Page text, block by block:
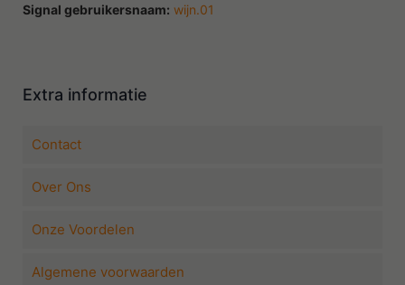
Signal gebruikersnaam: wijn.01
Extra informatie
Contact
Over Ons
Onze Voordelen
Algemene voorwaarden